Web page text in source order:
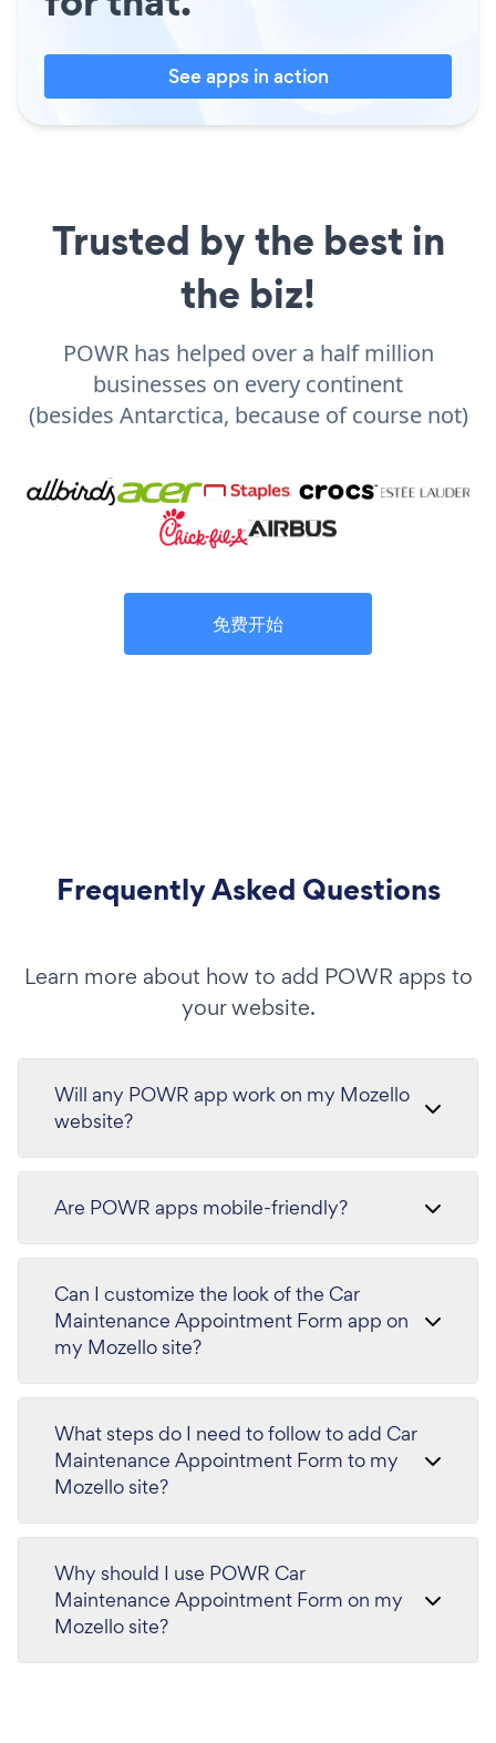
See apps in action
Trusted by the best in
the biz!
POWR has helped over a half million
businesses on every continent
(besides Antarctica, because of course not)
免费开始
Frequently Asked Questions
Learn more about how to add POWR apps to
your website.
Will any POWR app work on my Mozello
website?
Are POWR apps mobile-friendly?
Can I customize the look of the Car
Maintenance Appointment Form app on
my Mozello site?
What steps do I need to follow to add Car
Maintenance Appointment Form to my
Mozello site?
Why should I use POWR Car
Maintenance Appointment Form on my
Mozello site?